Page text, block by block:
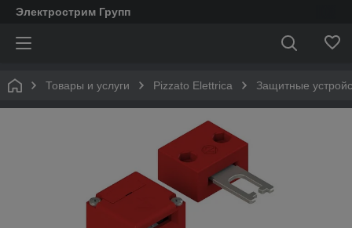
Электрострим Групп
Товары и услуги Pizzato Elettrica Защитные